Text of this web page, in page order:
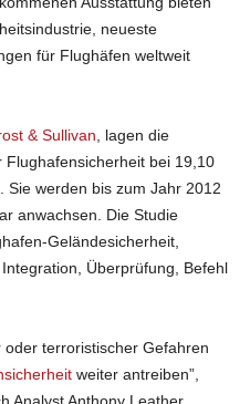
neueste
für Flughäfen weltweit
& Sullivan , lagen die
bei 19,10
Sie werden bis zum Jahr 2012
anwachsen. Die Studie
Geländesicherheit,
Überprüfung, Befehl
oder terroristischer Gefahren
weiter antreiben”,